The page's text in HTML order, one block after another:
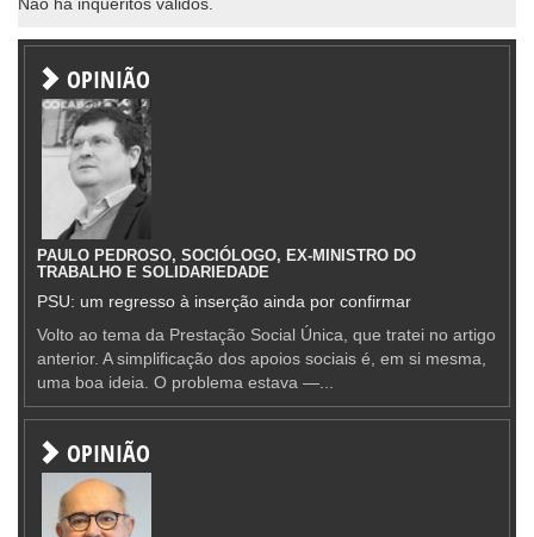
Não há inqueritos válidos.
OPINIÃO
PAULO PEDROSO, SOCIÓLOGO, EX-MINISTRO DO
TRABALHO E SOLIDARIEDADE
PSU: um regresso à inserção ainda por confirmar
Volto ao tema da Prestação Social Única, que tratei no artigo
anterior. A simplificação dos apoios sociais é, em si mesma,
uma boa ideia. O problema estava —...
OPINIÃO